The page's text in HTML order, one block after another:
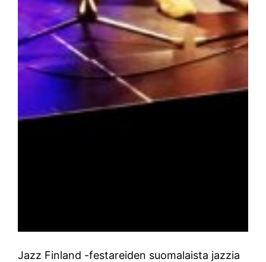
Jazz Finland -festareiden suomalaista jazzia